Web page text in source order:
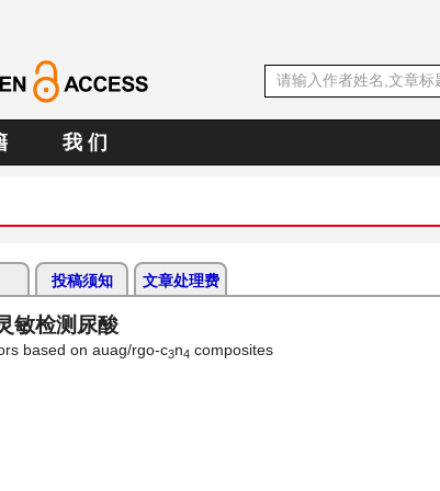
我 们
投稿须知 文章处理费
敏检测尿酸
based on auag/rgo-c3n4 composites